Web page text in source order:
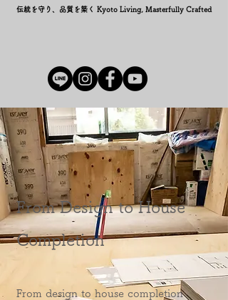
伝統を守り、品質を築く Kyoto Living, Masterfully Crafted
From Design to House
Completion
From design to house completion